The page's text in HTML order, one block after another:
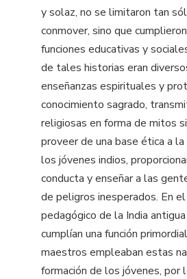
y solaz, no se limitaron tan
conmover, sino que
funciones educativas y
de tales historias eran
enseñanzas espirituales y
conocimiento sagrado,
religiosas en forma de mitos
proveer de una base ética a la
los jóvenes indios,
conducta y enseñar a las
de peligros inesperados. En
pedagógico de la India
cumplían una función
maestros empleaban estas
formación de los jóvenes, por